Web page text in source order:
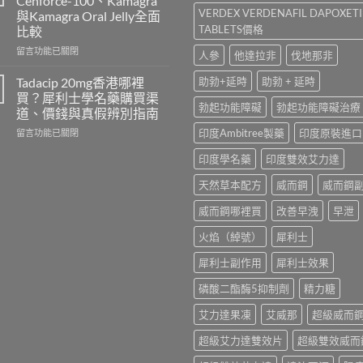
一
粒
多
少
廠
與
學
名
而
鋼
與
必
勁
怎
麼
選？
2026
與Kamagra Oral Jelly全面
比較
在
學
名
藥
邊
隻
留言功能已關閉
Tadacip 20mg香港哪裡
買？犀利士學名藥購買渠
道、價錢與真假辨別指南
在
留言功能已關閉
VERDEX VERDENAFIL
TABLETS價格
人參
他達拉非
伐地那非
助勃+延時
助勃 + 延時
勃起功能障礙
勃起功能障礙治療
印度Ambitree製藥
印度原裝進口
印度學名藥
印度雙效艾力達
天然草本配方
威而鋼
威而鋼
威而鋼哪裡買
改善早洩
早泄
火焰（綽號）
犀利士
犀利士副作用
犀利士效果
磷酸二酯酶5抑制劑
精力糖
艾力達果凍
艾威那
超級威而鋼
超級艾力達雙效片
超級雙效威而